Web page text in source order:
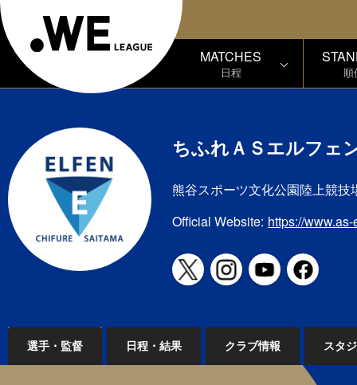
MATCHES
日程 順
ちふれＡＳエルフェ
熊谷スポーツ文化公園陸上競技
Official Website: https://
選手・監督 日程・結果 クラブ情報 スタ